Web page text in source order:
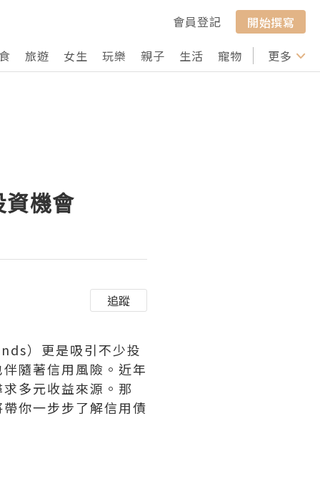
會員登記
開始撰寫
旅遊 女生 玩樂 親子 生活 寵物 行山 打卡
更多
機會
追蹤
）更是吸引不少投
隨著信用風險。近年
多元收益來源。那
你一步步了解信用債